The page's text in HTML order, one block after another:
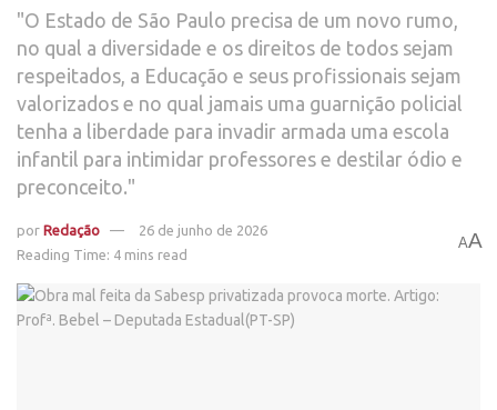
"O Estado de São Paulo precisa de um novo rumo,
no qual a diversidade e os direitos de todos sejam
respeitados, a Educação e seus profissionais sejam
valorizados e no qual jamais uma guarnição policial
tenha a liberdade para invadir armada uma escola
infantil para intimidar professores e destilar ódio e
preconceito."
por Redação
26 de junho de 2026
Reading Time: 4 mins read
AA